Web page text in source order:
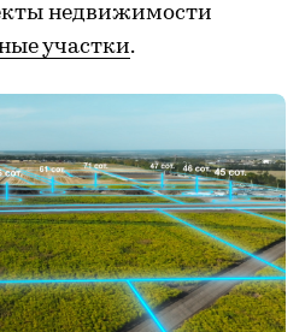
недвижимости
участки.